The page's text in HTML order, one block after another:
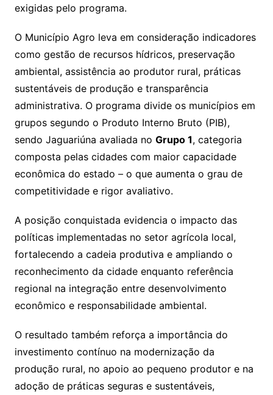
exigidas pelo programa.
O Município Agro leva em consideração indicadores
como gestão de recursos hídricos, preservação
ambiental, assistência ao produtor rural, práticas
sustentáveis de produção e transparência
administrativa. O programa divide os municípios em
grupos segundo o Produto Interno Bruto (PIB),
sendo Jaguariúna avaliada no Grupo 1, categoria
composta pelas cidades com maior capacidade
econômica do estado – o que aumenta o grau de
competitividade e rigor avaliativo.
A posição conquistada evidencia o impacto das
políticas implementadas no setor agrícola local,
fortalecendo a cadeia produtiva e ampliando o
reconhecimento da cidade enquanto referência
regional na integração entre desenvolvimento
econômico e responsabilidade ambiental.
O resultado também reforça a importância do
investimento contínuo na modernização da
produção rural, no apoio ao pequeno produtor e na
adoção de práticas seguras e sustentáveis,